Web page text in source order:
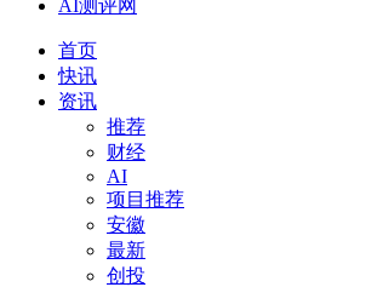
AI测评网
首页
快讯
资讯
推荐
财经
AI
项目推荐
安徽
最新
创投